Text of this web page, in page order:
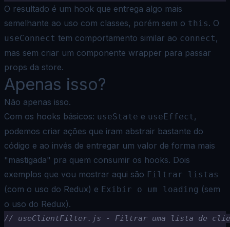
O resultado é um hook que entrega algo mais
semelhante ao uso com classes, porém sem o this. O
useConnect tem comportamento similar ao connect,
mas sem criar um componente wrapper para passar
props da store.
Apenas isso?
Não apenas isso.
Com os hooks básicos: useState e useEffect,
podemos criar ações que iram abstrair bastante do
código e ao invés de entregar um valor de forma mais
"mastigada" pra quem consumir os hooks. Dois
exemplos que vou mostrar aqui são Filtrar listas
(com o uso do Redux) e Exibir o um loading (sem
o uso do Redux).
// useClientFilter.js - Filtrar uma lista de